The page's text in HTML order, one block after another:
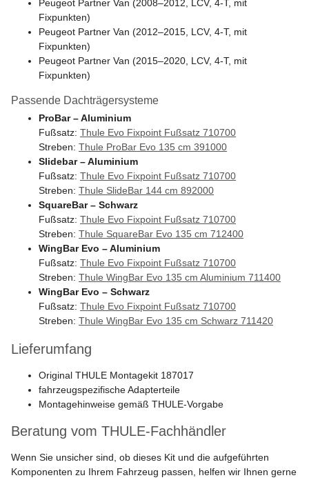
Peugeot Partner Van (2008–2012, LCV, 4-T, mit
Fixpunkten)
Peugeot Partner Van (2012–2015, LCV, 4-T, mit
Fixpunkten)
Peugeot Partner Van (2015–2020, LCV, 4-T, mit
Fixpunkten)
Passende Dachträgersysteme
ProBar – Aluminium
Fußsatz: Thule Evo Fixpoint Fußsatz 710700
Streben: Thule ProBar Evo 135 cm 391000
Slidebar – Aluminium
Fußsatz: Thule Evo Fixpoint Fußsatz 710700
Streben: Thule SlideBar 144 cm 892000
SquareBar – Schwarz
Fußsatz: Thule Evo Fixpoint Fußsatz 710700
Streben: Thule SquareBar Evo 135 cm 712400
WingBar Evo – Aluminium
Fußsatz: Thule Evo Fixpoint Fußsatz 710700
Streben: Thule WingBar Evo 135 cm Aluminium 711400
WingBar Evo – Schwarz
Fußsatz: Thule Evo Fixpoint Fußsatz 710700
Streben: Thule WingBar Evo 135 cm Schwarz 711420
Lieferumfang
Original THULE Montagekit 187017
fahrzeugspezifische Adapterteile
Montagehinweise gemäß THULE-Vorgabe
Beratung vom THULE-Fachhändler
Wenn Sie unsicher sind, ob dieses Kit und die aufgeführten
Komponenten zu Ihrem Fahrzeug passen, helfen wir Ihnen gerne